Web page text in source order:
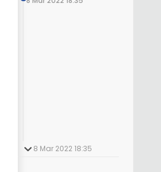
8 Mar 2022 18:35